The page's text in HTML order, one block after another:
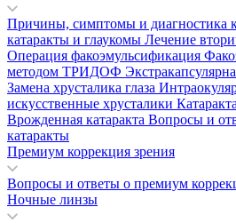
Причины, симптомы и диагностика
катаракты и глаукомы Лечение
Операция факоэмульсификация
методом ТРИДОФ
Замена хрусталика глаза
искусственные хрусталики
Врожденная катаракта Вопросы и
катаракты
Премиум коррекция зрения
Вопросы и ответы о премиум
Ночные линзы